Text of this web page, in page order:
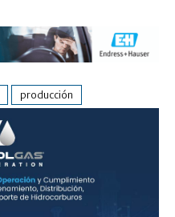
producción